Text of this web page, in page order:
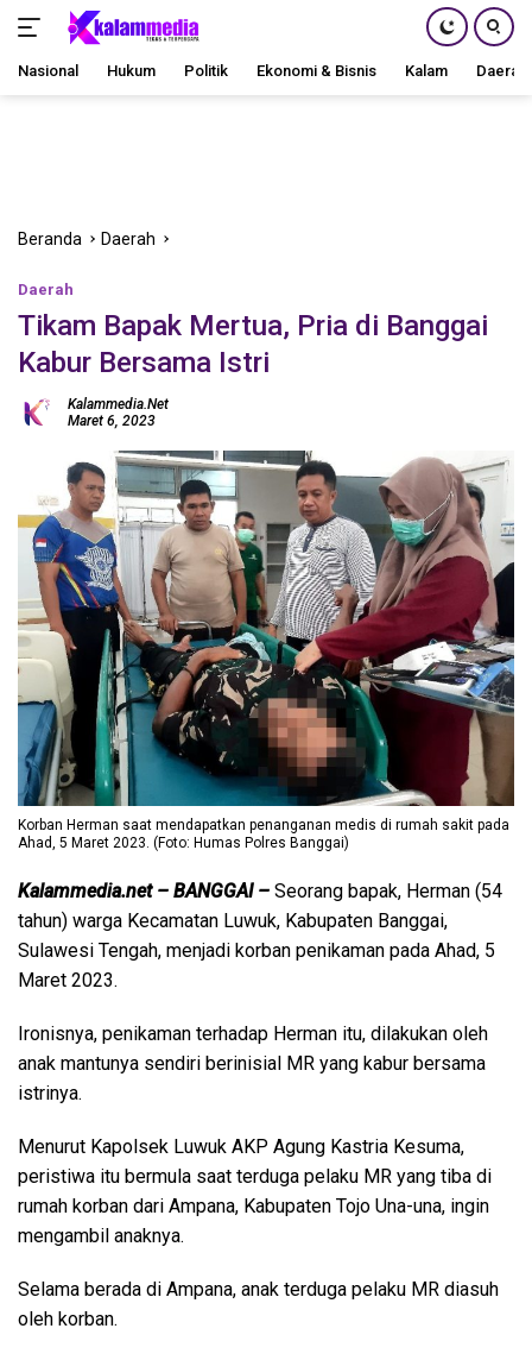
Nasional Hukum Politik Ekonomi & Bisnis Kalam Daerah
Beranda Daerah
Daerah
Tikam Bapak Mertua, Pria di Banggai
Kabur Bersama Istri
Kalammedia.net
Maret 6, 2023
Korban Herman saat mendapatkan penanganan medis di rumah sakit pada
Ahad, 5 Maret 2023. (Foto: Humas Polres Banggai)
Kalammedia.net – BANGGAI – Seorang bapak, Herman (54
tahun) warga Kecamatan Luwuk, Kabupaten Banggai,
Sulawesi Tengah, menjadi korban penikaman pada Ahad, 5
Maret 2023.
Ironisnya, penikaman terhadap Herman itu, dilakukan oleh
anak mantunya sendiri berinisial MR yang kabur bersama
istrinya.
Menurut Kapolsek Luwuk AKP Agung Kastria Kesuma,
peristiwa itu bermula saat terduga pelaku MR yang tiba di
rumah korban dari Ampana, Kabupaten Tojo Una-una, ingin
mengambil anaknya.
Selama berada di Ampana, anak terduga pelaku MR diasuh
oleh korban.